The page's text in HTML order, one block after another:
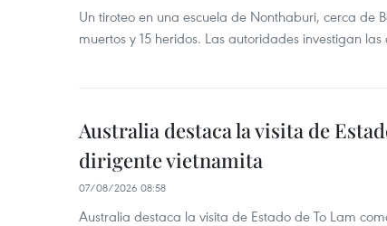
Un tiroteo en una escuela de Nonthaburi, cerca de
muertos y 15 heridos. Las autoridades investigan
Australia destaca la visita de
dirigente vietnamita
07/08/2026 08:58
Australia destaca la visita de Estado de To Lam